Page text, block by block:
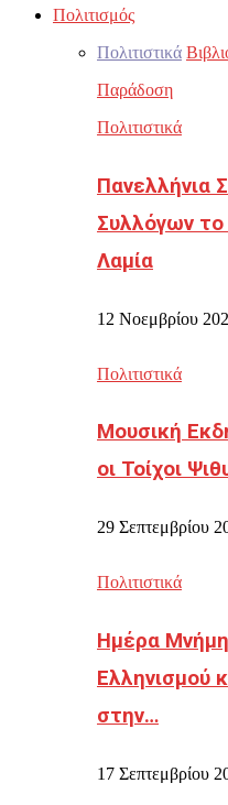
Πολιτισμός
Πολιτιστικά
Παράδοση
Πολιτιστικά
Πανελλήνια
Συλλόγων
Λαμία
12 Νοεμβρίου
Πολιτιστικά
Μουσική
οι Τοίχοι
29 Σεπτεμβρίου
Πολιτιστικά
Ημέρα
Ελληνισμού
στην…
17 Σεπτεμβρίου